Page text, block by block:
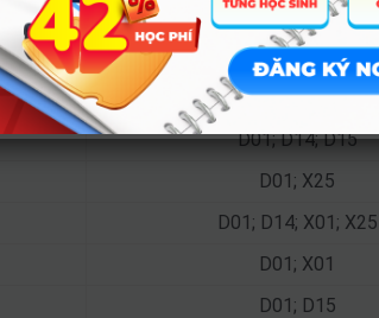
D01
D01; D14; D15
A01; D01; D04; D15
D01; D14; D15
D01; X25
D01; D14; X01; X25
D01; X01
D01; D15